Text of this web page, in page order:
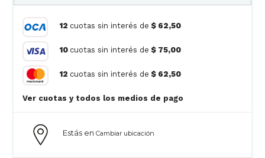
Estás en Cambiar ubicación
12 cuotas sin interés de $ 62,50
10 cuotas sin interés de $ 75,00
12 cuotas sin interés de $ 62,50
Ver cuotas y todos los medios de pago